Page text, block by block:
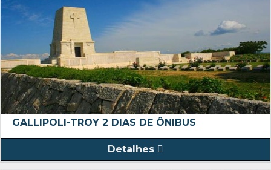
GALLIPOLI-TROY 2 DIAS DE ÔNIBUS
Detalhes